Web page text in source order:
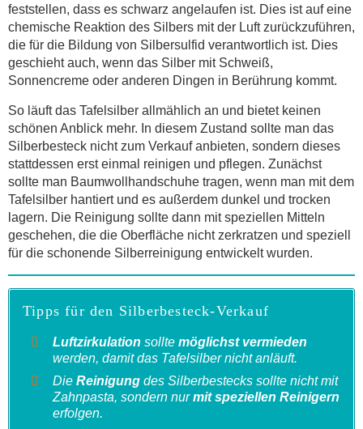
feststellen, dass es schwarz angelaufen ist. Dies ist auf eine
chemische Reaktion des Silbers mit der Luft zurückzuführen,
die für die Bildung von Silbersulfid verantwortlich ist. Dies
geschieht auch, wenn das Silber mit Schweiß,
Sonnencreme oder anderen Dingen in Berührung kommt.
So läuft das Tafelsilber allmählich an und bietet keinen
schönen Anblick mehr. In diesem Zustand sollte man das
Silberbesteck nicht zum Verkauf anbieten, sondern dieses
stattdessen erst einmal reinigen und pflegen. Zunächst
sollte man Baumwollhandschuhe tragen, wenn man mit dem
Tafelsilber hantiert und es außerdem dunkel und trocken
lagern. Die Reinigung sollte dann mit speziellen Mitteln
geschehen, die die Oberfläche nicht zerkratzen und speziell
für die schonende Silberreinigung entwickelt wurden.
Tipps für den Silberbesteck-Verkauf
Luftzirkulation sollte möglichst vermieden
werden, damit das Tafelsilber nicht anläuft.
Die Reinigung des Silberbestecks sollte nicht mit
Zahnpasta, sondern nurmit speziellen Reinigern
erfolgen.